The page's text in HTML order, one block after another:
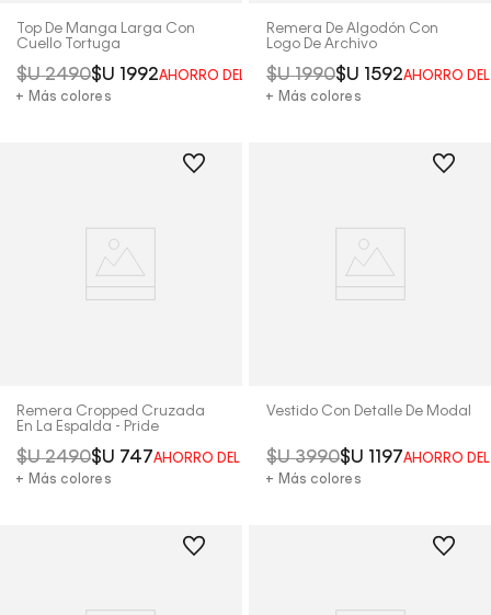
Top De Manga Larga Con
Cuello Tortuga
$U 2490$U 1992AHORRO DEL
20%
+ Más colores
Remera De Algodón Con
Logo De Archivo
$U 1990$U 1592AHORRO
+ Más colores
Remera Cropped Cruzada
En La Espalda - Pride
$U 2490$U 747AHORRO DEL
70%
+ Más colores
Vestido Con Detalle De Modal
$U 3990$U 1197AHORRO
+ Más colores